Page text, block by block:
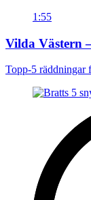
1:55
Vilda Västern
Topp-5 räddningar